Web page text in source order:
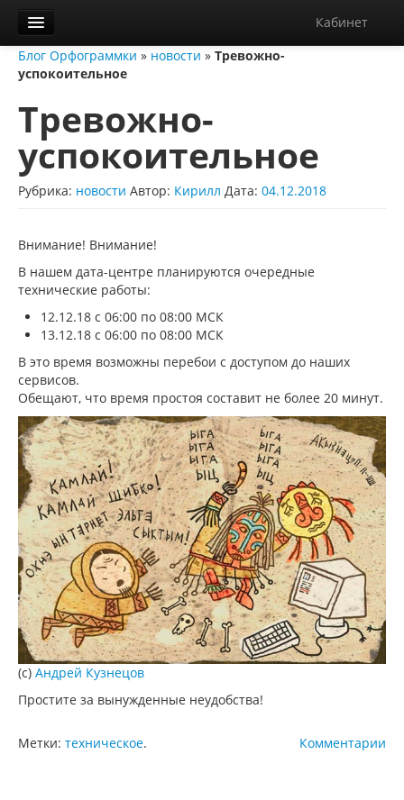
Кабинет
Орфограммка
Блог
О нас
Контакты
Диктанты
Блог Орфограммки » новости » Тревожно-
успокоительное
Тревожно-
успокоительное
Рубрика: новости Автор: Кирилл Дата: 04.12.2018
Внимание! Внимание!
В нашем дата-центре планируются очередные
технические работы:
12.12.18 с 06:00 по 08:00 МСК
13.12.18 с 06:00 по 08:00 МСК
В это время возможны перебои с доступом до наших
сервисов.
Обещают, что время простоя составит не более 20 минут.
(c) Андрей Кузнецов
Простите за вынужденные неудобства!
Комментарии
Метки: техническое.